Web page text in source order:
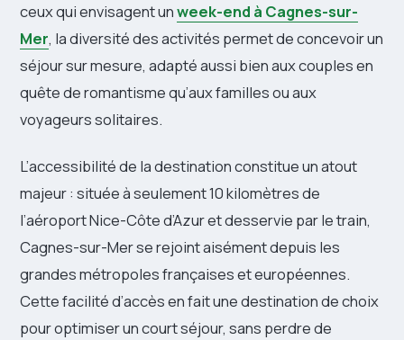
ceux qui envisagent unweek-end à Cagnes-sur-
Mer, la diversité des activités permet de concevoir un
séjour sur mesure, adapté aussi bien aux couples en
quête de romantisme qu’aux familles ou aux
voyageurs solitaires.
L’accessibilité de la destination constitue un atout
majeur : située à seulement 10 kilomètres de
l’aéroport Nice-Côte d’Azur et desservie par le train,
Cagnes-sur-Mer se rejoint aisément depuis les
grandes métropoles françaises et européennes.
Cette facilité d’accès en fait une destination de choix
pour optimiser un court séjour, sans perdre de